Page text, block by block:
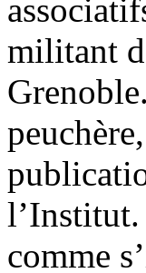
militant
l’Institut.
comme